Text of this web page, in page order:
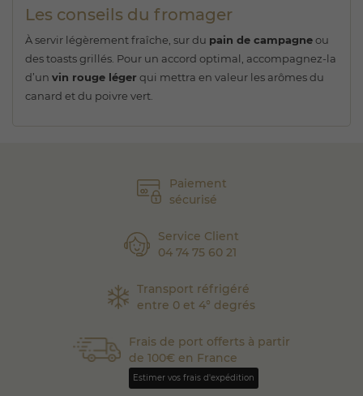
Paiement
sécurisé
Service Client
04 74 75 60 21
Transport réfrigéré
entre 0 et 4° degrés
Frais de port offerts à partir
de 100€ en France
Estimer vos frais d'expédition
Les conseils du fromager
À servir légèrement fraîche, sur du pain de campagneou
des toasts grillés. Pour un accord optimal, accompagnez-la
d’un vin rouge léger qui mettra en valeur les arômes du
canard et du poivre vert.